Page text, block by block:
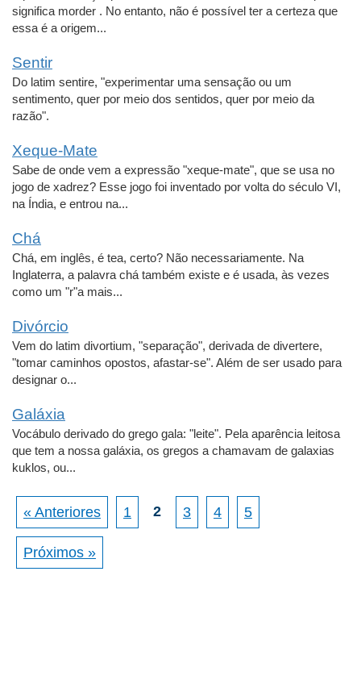
significa morder . No entanto, não é possível ter a certeza que
essa é a origem...
Sentir
Do latim sentire, "experimentar uma sensação ou um
sentimento, quer por meio dos sentidos, quer por meio da
razão".
Xeque-Mate
Sabe de onde vem a expressão "xeque-mate", que se usa no
jogo de xadrez? Esse jogo foi inventado por volta do século VI,
na Índia, e entrou na...
Chá
Chá, em inglês, é tea, certo? Não necessariamente. Na
Inglaterra, a palavra chá também existe e é usada, às vezes
como um "r"a mais...
Divórcio
Vem do latim divortium, "separação", derivada de divertere,
"tomar caminhos opostos, afastar-se". Além de ser usado para
designar o...
Galáxia
Vocábulo derivado do grego gala: "leite". Pela aparência leitosa
que tem a nossa galáxia, os gregos a chamavam de galaxias
kuklos, ou...
« Anteriores 1 2 3 4 5
Próximos »